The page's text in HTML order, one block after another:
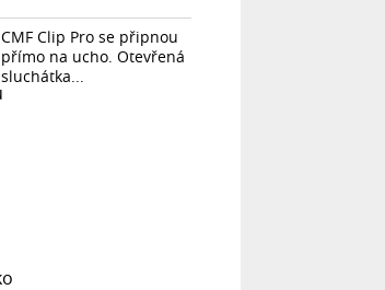
CMF Clip Pro se připnou
přímo na ucho. Otevřená
sluchátka...